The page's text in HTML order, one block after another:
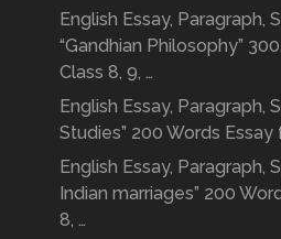
English Essay, Paragraph,
“Gandhian Philosophy”
Class 8, 9, …
English Essay, Paragraph,
Studies” 200 Words Essay
English Essay, Paragraph,
Indian marriages” 200
8, …